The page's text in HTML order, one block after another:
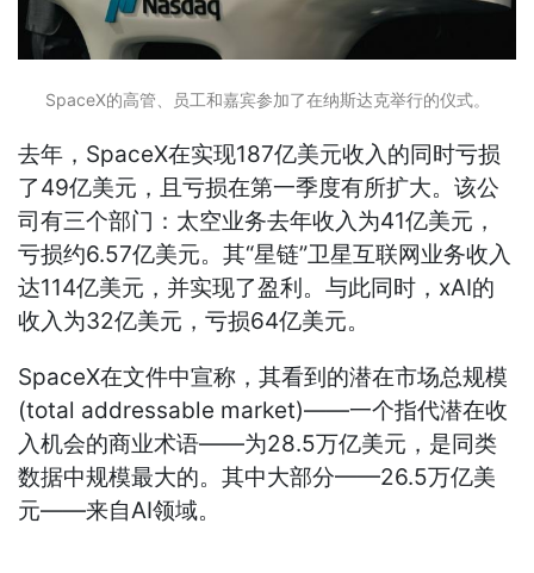
SpaceX的高管、员工和嘉宾参加了在纳斯达克举行的仪式。
去年，SpaceX在实现187亿美元收入的同时亏损
了49亿美元，且亏损在第一季度有所扩大。该公
司有三个部门：太空业务去年收入为41亿美元，
亏损约6.57亿美元。其“星链”卫星互联网业务收入
达114亿美元，并实现了盈利。与此同时，xAI的
收入为32亿美元，亏损64亿美元。
SpaceX在文件中宣称，其看到的潜在市场总规模
(total addressable market)——一个指代潜在收
入机会的商业术语——为28.5万亿美元，是同类
数据中规模最大的。其中大部分——26.5万亿美
元——来自AI领域。